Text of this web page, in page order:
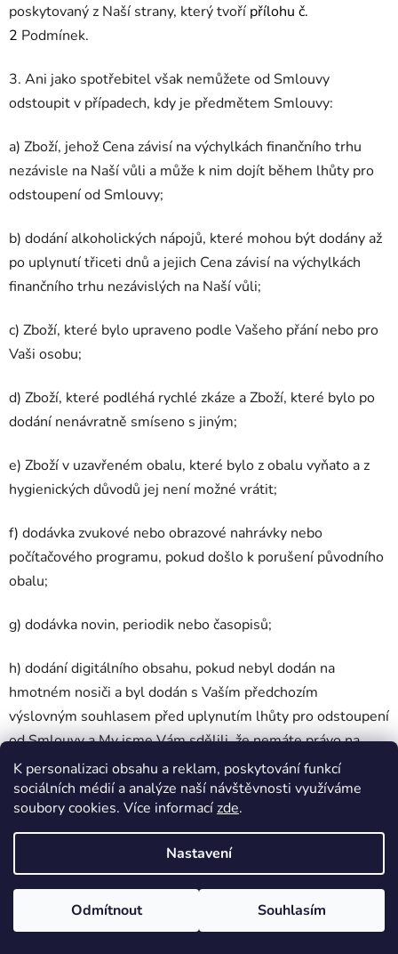
K personalizaci obsahu a reklam, poskytování funkcí
sociálních médií a analýze naší návštěvnosti využíváme
soubory cookies. Více informacízde.
Nastavení
Odmítnout Souhlasím
poskytovaný z Naší strany, který tvoří přílohu č.
2 Podmínek.
3. Ani jako spotřebitel však nemůžete od Smlouvy
odstoupit v případech, kdy je předmětem Smlouvy:
a) Zboží, jehož Cena závisí na výchylkách finančního trhu
nezávisle na Naší vůli a může k nim dojít během lhůty pro
odstoupení od Smlouvy;
b) dodání alkoholických nápojů, které mohou být dodány až
po uplynutí třiceti dnů a jejich Cena závisí na výchylkách
finančního trhu nezávislých na Naší vůli;
c) Zboží, které bylo upraveno podle Vašeho přání nebo pro
Vaši osobu;
d) Zboží, které podléhá rychlé zkáze a Zboží, které bylo po
dodání nenávratně smíseno s jiným;
e) Zboží v uzavřeném obalu, které bylo z obalu vyňato a z
hygienických důvodů jej není možné vrátit;
f) dodávka zvukové nebo obrazové nahrávky nebo
počítačového programu, pokud došlo k porušení původního
obalu;
g) dodávka novin, periodik nebo časopisů;
h) dodání digitálního obsahu, pokud nebyl dodán na
hmotném nosiči a byl dodán s Vaším předchozím
výslovným souhlasem před uplynutím lhůty pro odstoupení
od Smlouvy a My jsme Vám sdělili, že nemáte právo na
odstoupení od Smlouvy.
4. Lhůta k odstoupení dle čl.VIII.2Podmínek se považuje za
zachovanou, pokud Nám v jejím průběhu odešlete
oznámení, že od Smlouvy odstupujete.
5. V případě odstoupení od Smlouvy Vám bude Cena